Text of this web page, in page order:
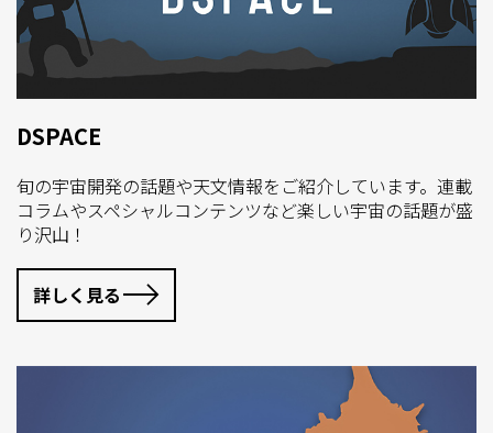
DSPACE
旬の宇宙開発の話題や天文情報をご紹介しています。連載
コラムやスペシャルコンテンツなど楽しい宇宙の話題が盛
り沢山！
詳しく見る